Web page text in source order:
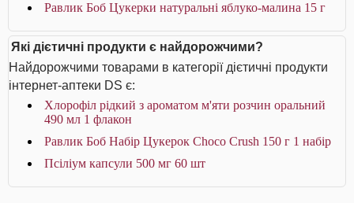
Равлик Боб Цукерки натуральні яблуко-малина 15 г
Які дієтичні продукти є найдорожчими?
Найдорожчими товарами в категорії дієтичні продукти
інтернет-аптеки DS є:
Хлорофіл рідкий з ароматом м'яти розчин оральний
490 мл 1 флакон
Равлик Боб Набір Цукерок Choco Crush 150 г 1 набір
Псіліум капсули 500 мг 60 шт